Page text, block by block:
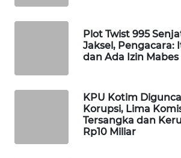
Plot Twist 995
Jaksel, Pengacara:
dan Ada Izin Mabes
KPU Kotim
Korupsi, Lima
Tersangka dan
Rp10 Miliar
SELEB
HEALTH